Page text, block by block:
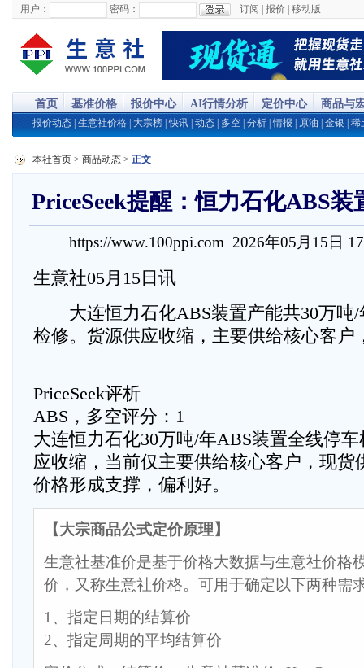
用户： 密码： 订阅 报价 移动版
首页 基准价格 报价中心 AI行情分析 定价中心 商品与
报价动态 生意社价格 大宗榜 |快讯 动态 多空 分析 |情报 原油 金银 稀
本社首页 > 商品动态 > 正文
PriceSeek提醒：恒力石化ABS
https://www.100ppi.com 2026年05月15日
生意社05月15日讯
大连恒力石化ABS装置产能共30万吨/
检修。货源供应收缩，主要供给核心客户
PriceSeek评析
ABS，多空评分：1
大连恒力石化30万吨/年ABS装置全线停
应收缩，当前仅主要供给核心客户，现货
价格形成支撑，偏利好。
【大宗商品公式定价原理】
生意社基准价是基于价格大数据与生意社价格
价，又称生意社价格。可用于确定以下两种需
1、指定日期的结算价
2、指定周期的平均结算价